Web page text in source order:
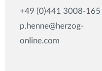
+49 (0)441 3008-165
p.henne@herzog-
online.com